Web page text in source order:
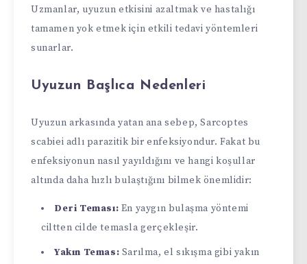
Uzmanlar, uyuzun etkisini azaltmak ve hastalığı
tamamen yok etmek için etkili tedavi yöntemleri
sunarlar.
Uyuzun Başlıca Nedenleri
Uyuzun arkasında yatan ana sebep, Sarcoptes
scabiei adlı parazitik bir enfeksiyondur. Fakat bu
enfeksiyonun nasıl yayıldığını ve hangi koşullar
altında daha hızlı bulaştığını bilmek önemlidir:
Deri Teması: En yaygın bulaşma yöntemi
ciltten cilde temasla gerçekleşir.
Yakın Temas: Sarılma, el sıkışma gibi yakın